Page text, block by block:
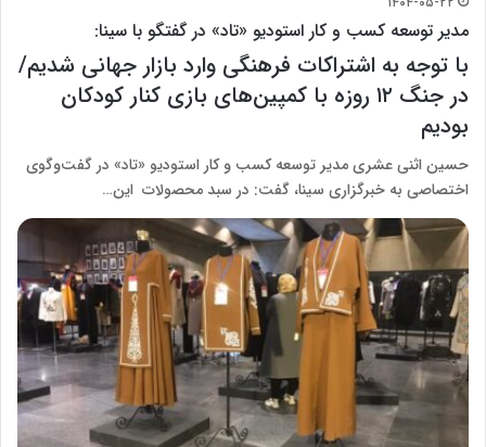
مدیر توسعه کسب و کار استودیو «تاد» در گفتگو با سینا:
با توجه به اشتراکات فرهنگی وارد بازار جهانی شدیم/
در جنگ ۱۲ روزه با کمپین‌های بازی کنار کودکان
بودیم
حسین اثنی عشری مدیر توسعه کسب و کار استودیو «تاد» در گفت‌و‌گوی
اختصاصی به خبرگزاری سینا، گفت: در سبد محصولات این…